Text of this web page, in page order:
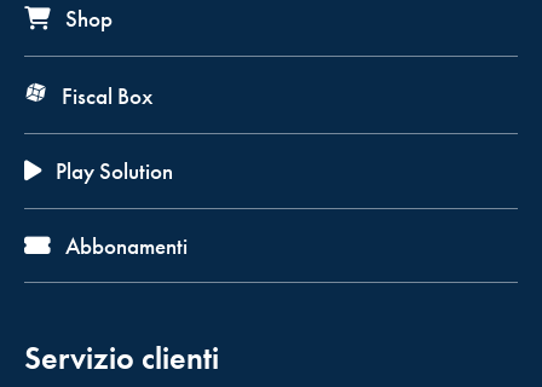
Shop
Fiscal Box
Play Solution
Abbonamenti
Servizio clienti